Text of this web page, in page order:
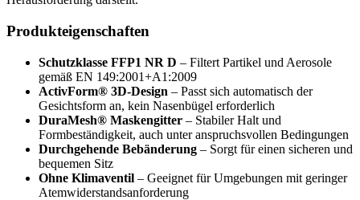
Produkteigenschaften
Schutzklasse FFP1 NR D – Filtert Partikel und Aerosole
gemäß EN 149:2001+A1:2009
ActivForm® 3D-Design – Passt sich automatisch der
Gesichtsform an, kein Nasenbügel erforderlich
DuraMesh® Maskengitter – Stabiler Halt und
Formbeständigkeit, auch unter anspruchsvollen Bedingungen
Durchgehende Bebänderung – Sorgt für einen sicheren und
bequemen Sitz
Ohne Klimaventil – Geeignet für Umgebungen mit geringer
Atemwiderstandsanforderung